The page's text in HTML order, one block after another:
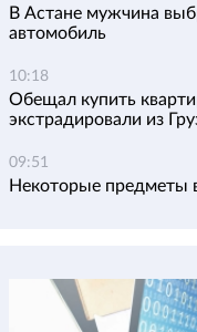
В Астане мужчина
автомобиль
10:18
Обещал купить
экстрадировали из
09:51
Некоторые предметы